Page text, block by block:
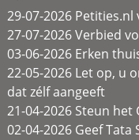
29-07-2026
27-07-2026 Verbied
03-06-2026 Erken
22-05-2026 Let op, u
dat zélf aangeeft
21-04-2026 Steun
02-04-2026 Geef